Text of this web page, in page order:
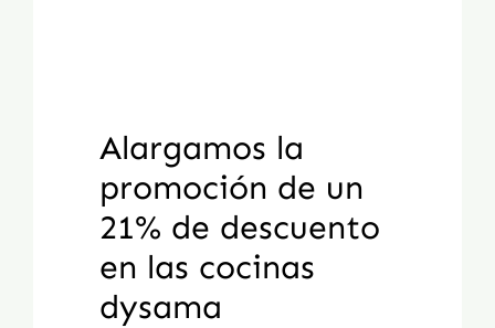
Alargamos la
promoción de un
21% de descuento
en las cocinas
dysama